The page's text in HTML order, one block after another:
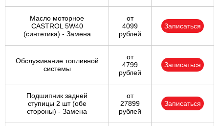
Масло моторное
CASTROL 5W40
(синтетика) - Замена
от
4099
рублей
Записаться
Обслуживание топливной
системы
от
4799
рублей
Записаться
Подшипник задней
ступицы 2 шт (обе
стороны) - Замена
от
27899
рублей
Записаться